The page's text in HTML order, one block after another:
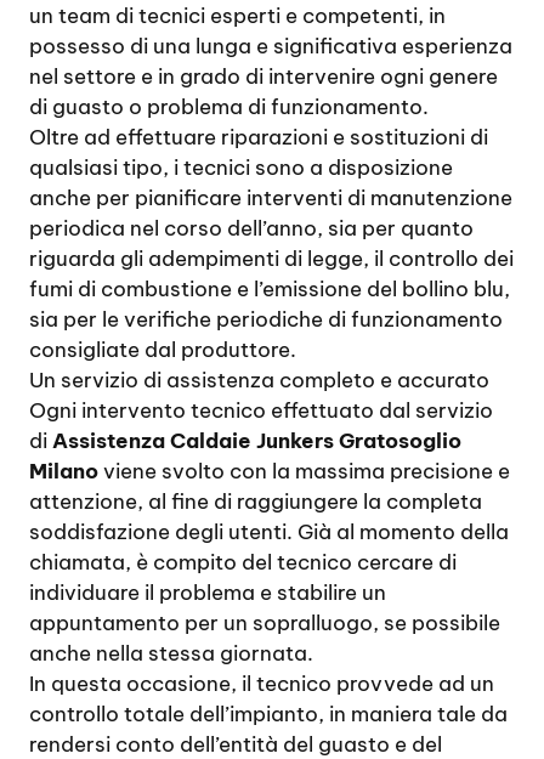
un team di tecnici esperti e competenti, in
possesso di una lunga e significativa esperienza
nel settore e in grado di intervenire ogni genere
di guasto o problema di funzionamento.
Oltre ad effettuare riparazioni e sostituzioni di
qualsiasi tipo, i tecnici sono a disposizione
anche per pianificare interventi di manutenzione
periodica nel corso dell’anno, sia per quanto
riguarda gli adempimenti di legge, il controllo dei
fumi di combustione e l’emissione del bollino blu,
sia per le verifiche periodiche di funzionamento
consigliate dal produttore.
Un servizio di assistenza completo e accurato
Ogni intervento tecnico effettuato dal servizio
diAssistenza Caldaie Junkers Gratosoglio
Milanoviene svolto con la massima precisione e
attenzione, al fine di raggiungere la completa
soddisfazione degli utenti. Già al momento della
chiamata, è compito del tecnico cercare di
individuare il problema e stabilire un
appuntamento per un sopralluogo, se possibile
anche nella stessa giornata.
In questa occasione, il tecnico provvede ad un
controllo totale dell’impianto, in maniera tale da
rendersi conto dell’entità del guasto e del